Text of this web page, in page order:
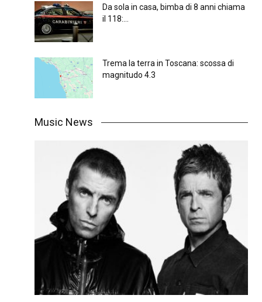
Da sola in casa, bimba di 8 anni chiama
il 118:...
Trema la terra in Toscana: scossa di
magnitudo 4.3
Music News